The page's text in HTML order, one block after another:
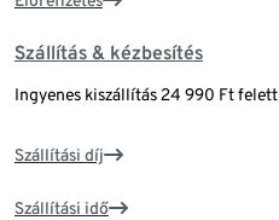
Szállítás & kézbesítés
Ingyenes kiszállítás 24 990 Ft felett
Szállítási díj
Szállítási idő